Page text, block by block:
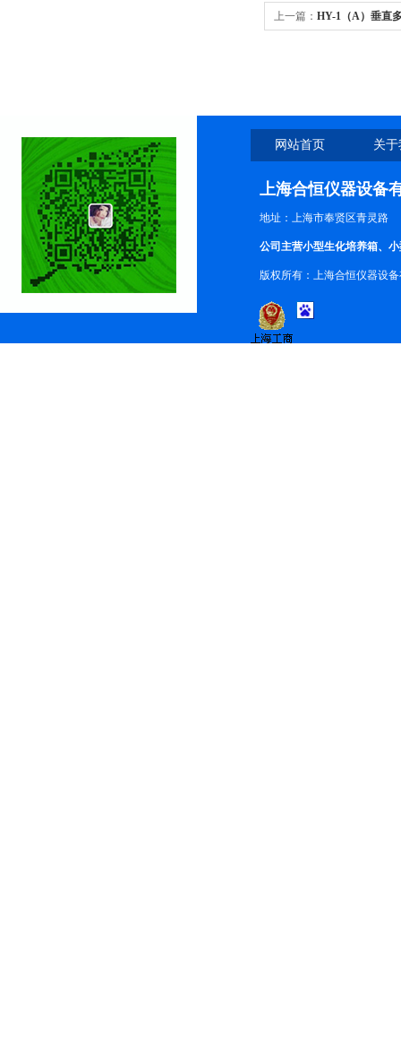
上一篇： HY-1（A）垂直
网站首页 关
上海合恒仪器设备
地址：上海市奉贤区青灵路
公司主营小型生化培养箱、
版权所有：上海合恒仪器设